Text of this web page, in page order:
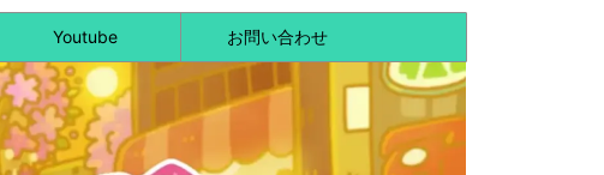
Youtube お問い合わせ